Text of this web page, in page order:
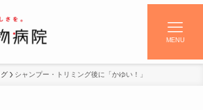
MENU
シャンプー・トリミング後に「かゆい！」